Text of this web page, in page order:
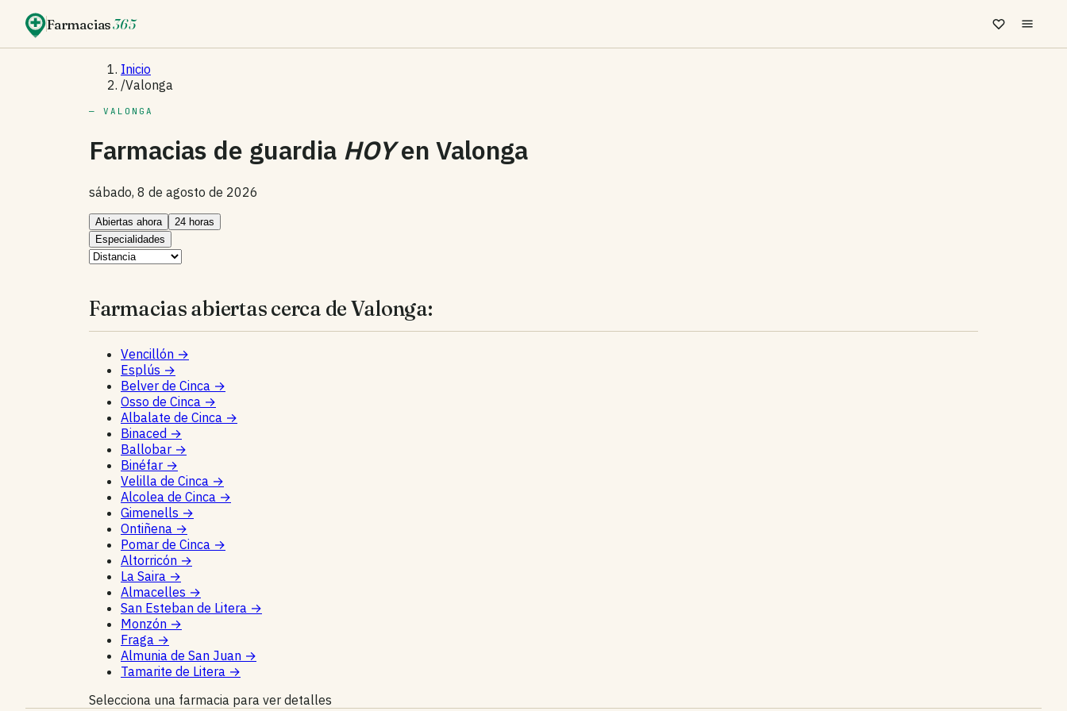
Farmacias365
Inicio
/Valonga
— VALONGA
Farmacias de guardia HOYen Valonga
sábado, 8 de agosto de 2026
Abiertas ahora
24 horas
Especialidades
Farmacias abiertas cerca de Valonga:
Vencillón →
Esplús →
Belver de Cinca →
Osso de Cinca →
Albalate de Cinca →
Binaced →
Ballobar →
Binéfar →
Velilla de Cinca →
Alcolea de Cinca →
Gimenells →
Ontiñena →
Pomar de Cinca →
Altorricón →
La Saira →
Almacelles →
San Esteban de Litera →
Monzón →
Fraga →
Almunia de San Juan →
Tamarite de Litera →
Selecciona una farmacia para ver detalles